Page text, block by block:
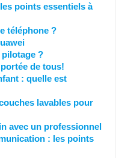
points essentiels à
téléphone ?
pilotage ?
de tous!
: quelle est
lavables pour
avec un professionnel
: les points